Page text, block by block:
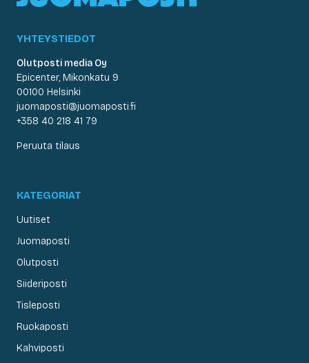
YHTEYSTIEDOT
Olutposti media Oy
Epicenter, Mikonkatu 9
00100 Helsinki
juomaposti@juomaposti.fi
+358 40 218 41 79
Peruuta tilaus
KATEGORIAT
Uutiset
Juomaposti
Olutposti
Siideriposti
Tisleposti
Ruokaposti
Kahviposti